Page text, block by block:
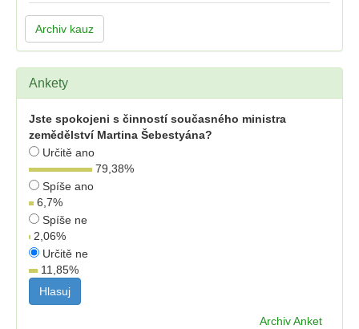
Archiv kauz
Ankety
Jste spokojeni s činností současného ministra
zemědělství Martina Šebestyána?
Určitě ano
79,38%
Spíše ano
6,7%
Spíše ne
2,06%
Určitě ne
11,85%
Archiv Anket